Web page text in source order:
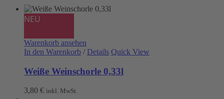
NEU
Warenkorb ansehen
In den Warenkorb / Details Quick View
Weiße Weinschorle 0,33l
3,80 € inkl. MwSt.